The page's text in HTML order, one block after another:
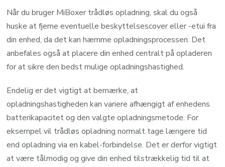
Når du bruger MiBoxer trådløs opladning, skal du også
huske at fjerne eventuelle beskyttelsescover eller -etui fra
din enhed, da det kan hæmme opladningsprocessen. Det
anbefales også at placere din enhed centralt på opladeren
for at sikre den bedst mulige opladningshastighed.
Endelig er det vigtigt at bemærke, at
opladningshastigheden kan variere afhængigt af enhedens
batterikapacitet og den valgte opladningsmetode. For
eksempel vil trådløs opladning normalt tage længere tid
end opladning via en kabel-forbindelse. Det er derfor vigtigt
at være tålmodig og give din enhed tilstrækkelig tid til at